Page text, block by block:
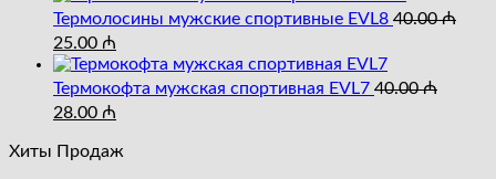
составляла
40.00 ₼.
25.00 ₼.
Термолосины мужские спортивные EVL8 40.00₼
Первоначальная
цена
составляла
40.00 ₼.
25.00 ₼
цена:
25.00 ₼.
Термокофта мужская спортивная EVL7 40.00₼
Первоначальная
составляла
28.00 ₼
28.00 ₼.
Хиты Продаж